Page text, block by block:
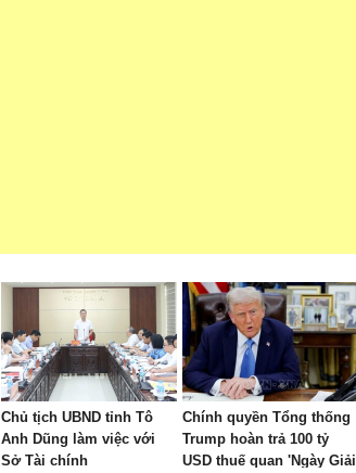
Chủ tịch UBND tỉnh Tô
Anh Dũng làm việc với
Sở Tài chính
Chính quyền Tổng thống
Trump hoàn trả 100 tỷ
USD thuế quan 'Ngày Giải